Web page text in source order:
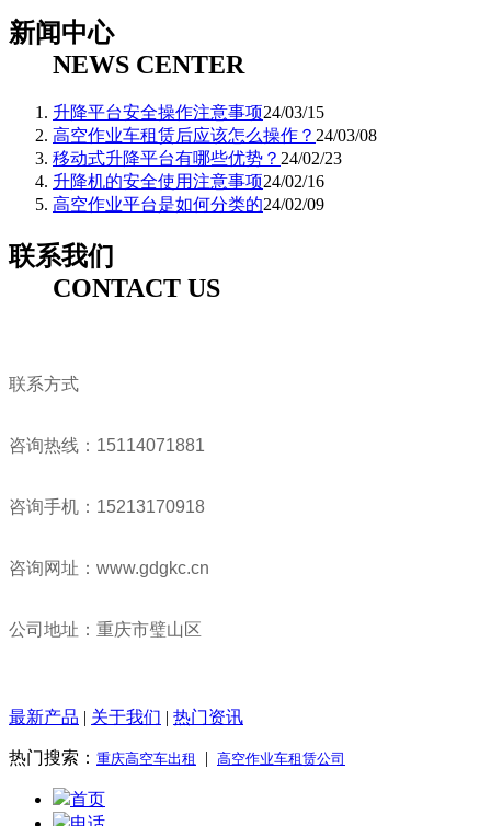
新闻中心
NEWS CENTER
升降平台安全操作注意事项24/03/15
高空作业车租赁后应该怎么操作？ 24/03/08
移动式升降平台有哪些优势？ 24/02/23
升降机的安全使用注意事项24/02/16
高空作业平台是如何分类的24/02/09
联系我们
CONTACT US
联系方式
咨询热线：15114071881
咨询手机：15213170918
咨询网址：www.gdgkc.cn
公司地址：重庆市璧山区
最新产品 | 关于我们 | 热门资讯
热门搜索： 重庆高空车出租 | 高空作业车租赁公司
首页